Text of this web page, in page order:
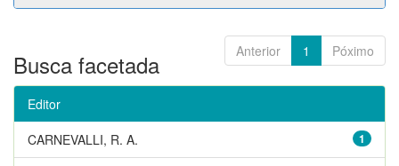
Anterior 1 Póximo
Busca facetada
Editor
1
CARNEVALLI, R. A.